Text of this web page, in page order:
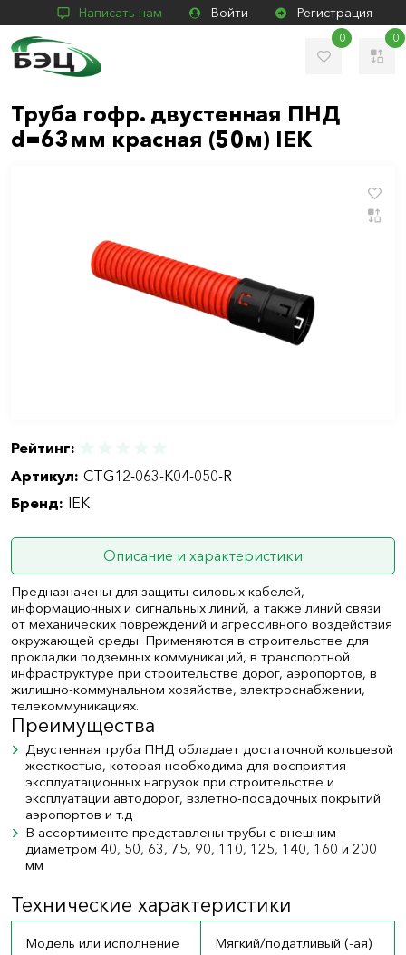
Написать нам Войти Регистрация
0 0
Труба гофр. двустенная ПНД
d=63мм красная (50м) IEK
Рейтинг:
Артикул: CTG12-063-K04-050-R
Бренд: IEK
Описание и характеристики
Предназначены для защиты силовых кабелей,
информационных и сигнальных линий, а также линий связи
от механических повреждений и агрессивного воздействия
окружающей среды. Применяются в строительстве для
прокладки подземных коммуникаций, в транспортной
инфраструктуре при строительстве дорог, аэропортов, в
жилищно-коммунальном хозяйстве, электроснабжении,
телекоммуникациях.
Преимущества
Двустенная труба ПНД обладает достаточной кольцевой
жесткостью, которая необходима для восприятия
эксплуатационных нагрузок при строительстве и
эксплуатации автодорог, взлетно-посадочных покрытий
аэропортов и т.д
В ассортименте представлены трубы с внешним
диаметром 40, 50, 63, 75, 90, 110, 125, 140, 160 и 200
мм
Технические характеристики
Модель или исполнение Мягкий/податливый (-ая)